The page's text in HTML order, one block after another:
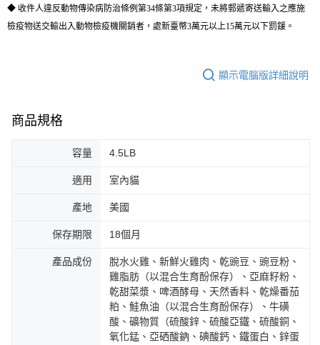
◆ 收件人違反動物傳染病防治條例第34條第3項規定，未將郵遞寄送輸入之應施
檢疫物送交輸出入動物檢疫機關銷者，處新臺幣3萬元以上15萬元以下罰鍰。
顯示電腦版詳細說明
商品規格
容量 4.5LB
適用 室內貓
產地 美國
保存期限 18個月
產品成份
脫水火雞、新鮮火雞肉、乾豌豆、豌豆粉、
雞脂肪（以混合生育酚保存）、亞麻籽粉、
乾甜菜漿、啤酒酵母、天然香料、乾燥番茄
粕、鮭魚油（以混合生育酚保存）、牛磺
酸、礦物質（硫酸鋅、硫酸亞鐵、硫酸銅、
氧化錳、亞硒酸鈉、碘酸鈣、鐵蛋白、鋅蛋